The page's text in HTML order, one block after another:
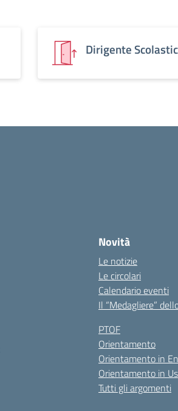
Dirigente
Novità
Le notizie
Le circolari
Calendario eventi
Il “Medagliere”
PTOF
Orientamento
Orientamento in
Orientamento in
Tutti gli argomenti